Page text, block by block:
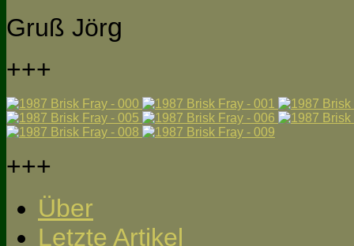
Gruß Jörg
+++
+++
Über
Letzte Artikel